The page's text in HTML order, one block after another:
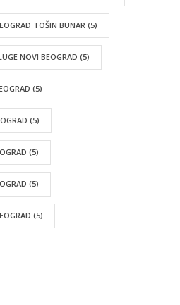
TOŠIN BUNAR (5)
NOVI BEOGRAD (5)
(5)
(5)
(5)
(5)
(5)